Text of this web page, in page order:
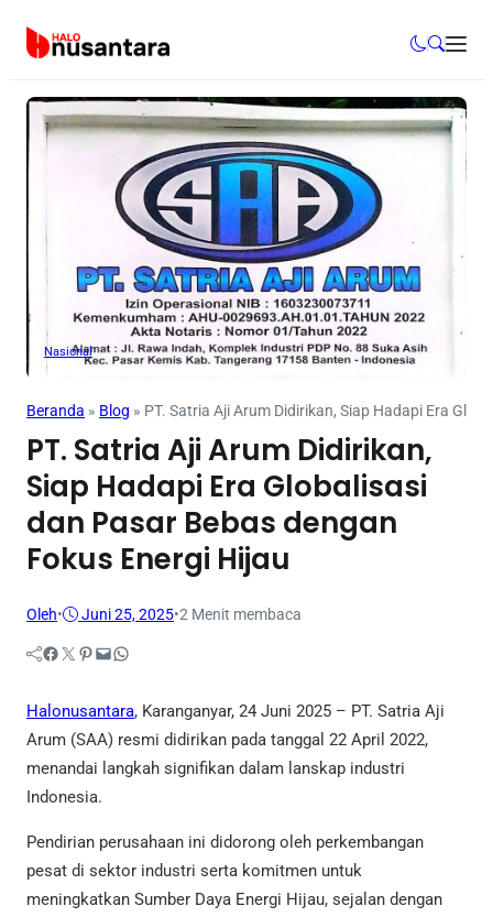
Nasional
Beranda » Blog » PT. Satria Aji Arum Didirikan, Siap Hadapi Era
PT. Satria Aji Arum Didirikan,
Siap Hadapi Era Globalisasi
dan Pasar Bebas dengan
Fokus Energi Hijau
Oleh• Juni 25, 2025•2 Menit membaca
Facebook Twitter Pinterest Mail WhatsApp
Halonusantara, Karanganyar, 24 Juni 2025 – PT. Satria Aji
Arum (SAA) resmi didirikan pada tanggal 22 April 2022,
menandai langkah signifikan dalam lanskap industri
Indonesia.
Pendirian perusahaan ini didorong oleh perkembangan
pesat di sektor industri serta komitmen untuk
meningkatkan Sumber Daya Energi Hijau, sejalan dengan